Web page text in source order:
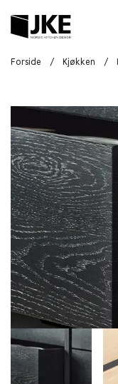
Forside / Kjøkken /